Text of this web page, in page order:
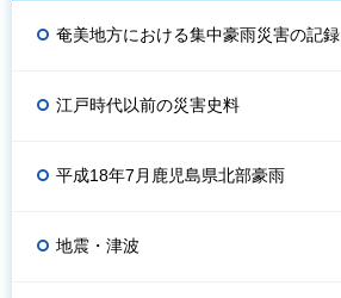
奄美地方における集中豪雨災害の記録
江戸時代以前の災害史料
平成18年7月鹿児島県北部豪雨
地震・津波